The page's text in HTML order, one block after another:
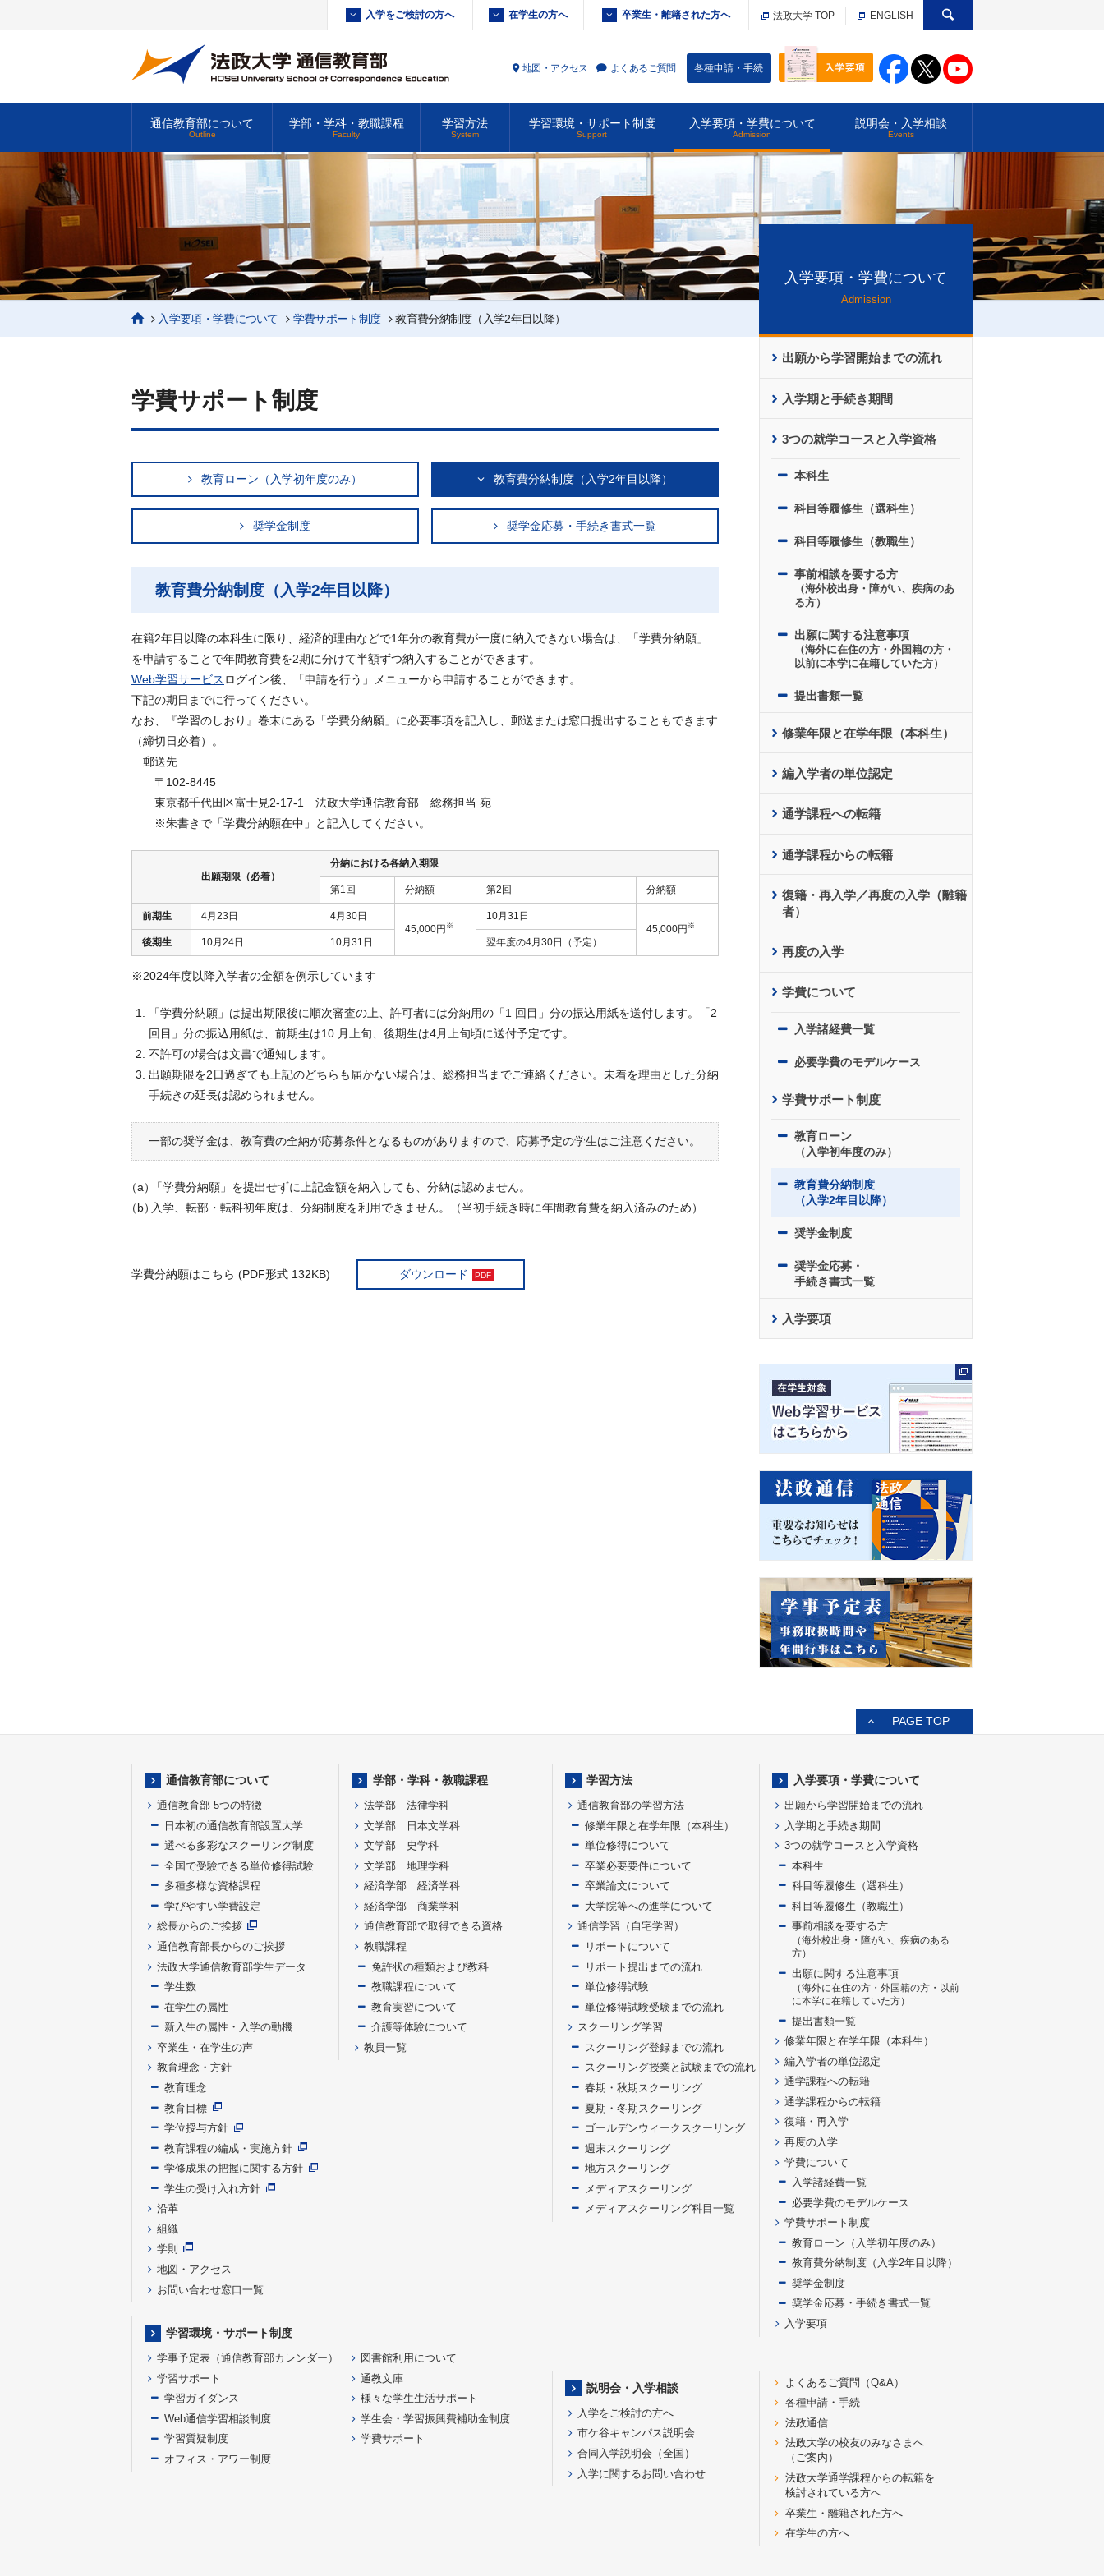
法政大学 TOP ENGLISH
入学をご検討の方へ 在学生の方へ 卒業生・離籍された方へ
地図・アクセス よくあるご質問 各種申請・手続
通信教育部について
Outline
学部・学科・教職課程
Faculty
学習方法
System
学習環境・サポート制度
Support
入学要項・学費について
Admission
説明会・入学相談
Events
入学要項・学費について
Admission
入学要項・学費について 学費サポート制度 教育費分納制度（入学2年目以降）
学費サポート制度
教育ローン（入学初年度のみ） 教育費分納制度（入学2年目以降）
奨学金制度 奨学金応募・手続き書式一覧
教育費分納制度（入学2年目以降）
在籍2年目以降の本科生に限り、経済的理由などで1年分の教育費が一度に納入できない場合は、「学費分納願」
を申請することで年間教育費を2期に分けて半額ずつ納入することができます。
Web学習サービス ログイン後、「申請を行う」メニューから申請することができます。
下記の期日までに行ってください。
なお、『学習のしおり』巻末にある「学費分納願」に必要事項を記入し、郵送または窓口提出することもできます
（締切日必着）。
郵送先
〒102-8445
東京都千代田区富士見2-17-1 法政大学通信教育部 総務担当 宛
※朱書きで「学費分納願在中」と記入してください。
出願期限（必着）
分納における各納入期限
第1回 分納額 第2回 分納額
前期生 4月23日
4月30日
45,000円 ※
10月31日
45,000円 ※
後期生 10月24日 10月31日 翌年度の4月30日（予定）
※2024年度以降入学者の金額を例示しています
「学費分納願」は提出期限後に順次審査の上、許可者には分納用の「1 回目」分の振込用紙を送付します。「2
回目」分の振込用紙は、前期生は10 月上旬、後期生は4月上旬頃に送付予定です。
不許可の場合は文書で通知します。
出願期限を2日過ぎても上記のどちらも届かない場合は、総務担当までご連絡ください。未着を理由とした分納
手続きの延長は認められません。
一部の奨学金は、教育費の全納が応募条件となるものがありますので、応募予定の学生はご注意ください。
（a）
「学費分納願」を提出せずに上記金額を納入しても、分納は認めません。
（b）入学、転部・転科初年度は、分納制度を利用できません。（当初手続き時に年間教育費を納入済みのため）
学費分納願はこちら (PDF形式 132KB) ダウンロード
出願から学習開始までの流れ
入学期と手続き期間
3つの就学コースと入学資格
本科生
科目等履修生（選科生）
科目等履修生（教職生）
事前相談を要する方
（海外校出身・障がい、疾病のあ
る方）
出願に関する注意事項
（海外に在住の方・外国籍の方・
以前に本学に在籍していた方）
提出書類一覧
修業年限と在学年限（本科生）
編入学者の単位認定
通学課程への転籍
通学課程からの転籍
復籍・再入学／再度の入学（離籍
者）
再度の入学
学費について
入学諸経費一覧
必要学費のモデルケース
学費サポート制度
教育ローン
（入学初年度のみ）
教育費分納制度
（入学2年目以降）
奨学金制度
奨学金応募・
手続き書式一覧
入学要項
PAGE TOP
通信教育部について
通信教育部 5つの特徴
日本初の通信教育部設置大学
選べる多彩なスクーリング制度
全国で受験できる単位修得試験
多種多様な資格課程
学びやすい学費設定
総長からのご挨拶
通信教育部長からのご挨拶
法政大学通信教育部学生データ
学生数
在学生の属性
新入生の属性・入学の動機
卒業生・在学生の声
教育理念・方針
教育理念
教育目標
学位授与方針
教育課程の編成・実施方針
学修成果の把握に関する方針
学生の受け入れ方針
沿革
組織
学則
地図・アクセス
お問い合わせ窓口一覧
学部・学科・教職課程
法学部 法律学科
文学部 日本文学科
文学部 史学科
文学部 地理学科
経済学部 経済学科
経済学部 商業学科
通信教育部で取得できる資格
教職課程
免許状の種類および教科
教職課程について
教育実習について
介護等体験について
教員一覧
学習環境・サポート制度
学事予定表（通信教育部カレンダー）
学習サポート
学習ガイダンス
Web通信学習相談制度
学習質疑制度
オフィス・アワー制度
図書館利用について
通教文庫
様々な学生生活サポート
学生会・学習振興費補助金制度
学費サポート
学習方法
通信教育部の学習方法
修業年限と在学年限（本科生）
単位修得について
卒業必要要件について
卒業論文について
大学院等への進学について
通信学習（自宅学習）
リポートについて
リポート提出までの流れ
単位修得試験
単位修得試験受験までの流れ
スクーリング学習
スクーリング登録までの流れ
スクーリング授業と試験までの流れ
春期・秋期スクーリング
夏期・冬期スクーリング
ゴールデンウィークスクーリング
週末スクーリング
地方スクーリング
メディアスクーリング
メディアスクーリング科目一覧
入学要項・学費について
出願から学習開始までの流れ
入学期と手続き期間
3つの就学コースと入学資格
本科生
科目等履修生（選科生）
科目等履修生（教職生）
事前相談を要する方
（海外校出身・障がい、疾病のある
方）
出願に関する注意事項
（海外に在住の方・外国籍の方・以前
に本学に在籍していた方）
提出書類一覧
修業年限と在学年限（本科生）
編入学者の単位認定
通学課程への転籍
通学課程からの転籍
復籍・再入学
再度の入学
学費について
入学諸経費一覧
必要学費のモデルケース
学費サポート制度
教育ローン（入学初年度のみ）
教育費分納制度（入学2年目以降）
奨学金制度
奨学金応募・手続き書式一覧
入学要項
説明会・入学相談
入学をご検討の方へ
市ケ谷キャンパス説明会
合同入学説明会（全国）
入学に関するお問い合わせ
よくあるご質問（Q&A）
各種申請・手続
法政通信
法政大学の校友のみなさまへ
（ご案内）
法政大学通学課程からの転籍を
検討されている方へ
卒業生・離籍された方へ
在学生の方へ